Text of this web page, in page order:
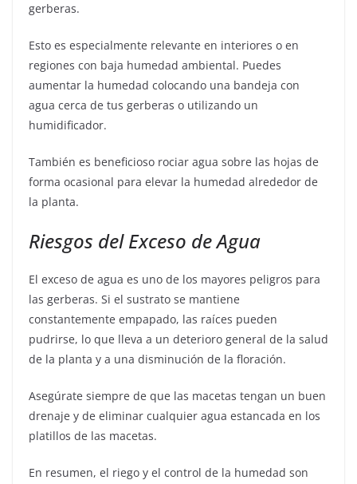
gerberas.
Esto es especialmente relevante en interiores o en
regiones con baja humedad ambiental. Puedes
aumentar la humedad colocando una bandeja con
agua cerca de tus gerberas o utilizando un
humidificador.
También es beneficioso rociar agua sobre las hojas de
forma ocasional para elevar la humedad alrededor de
la planta.
Riesgos del Exceso de Agua
El exceso de agua es uno de los mayores peligros para
las gerberas. Si el sustrato se mantiene
constantemente empapado, las raíces pueden
pudrirse, lo que lleva a un deterioro general de la salud
de la planta y a una disminución de la floración.
Asegúrate siempre de que las macetas tengan un buen
drenaje y de eliminar cualquier agua estancada en los
platillos de las macetas.
En resumen, el riego y el control de la humedad son